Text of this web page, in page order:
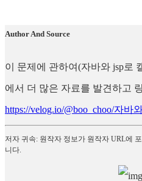
Author And Source
이 문제에 관하여(자바와 jsp로
에서 더 많은 자료를 발견하고
https://velog.io/@boo_choo/자바
저자 귀속: 원작자 정보가 원작자 URL에
니다.